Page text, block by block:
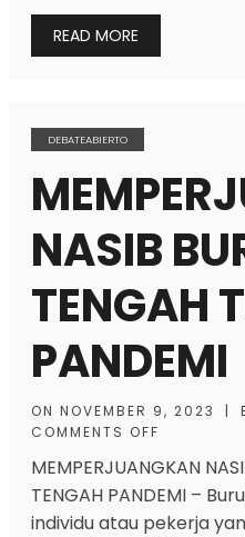
READ MORE
DEBATEABIERTO
NASIB
TENGAH
PANDEMI
ON NOVEMBER 9, 2023 |
COMMENTS OFF
MEMPERJUANGKAN
TENGAH PANDEMI –
individu atau pekerja